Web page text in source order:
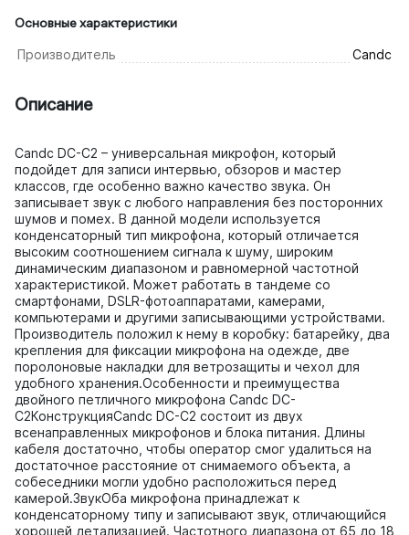
Основные характеристики
Производитель Candc
Описание
Candc DC-C2 – универсальная микрофон, который
подойдет для записи интервью, обзоров и мастер
классов, где особенно важно качество звука. Он
записывает звук с любого направления без посторонних
шумов и помех. В данной модели используется
конденсаторный тип микрофона, который отличается
высоким соотношением сигнала к шуму, широким
динамическим диапазоном и равномерной частотной
характеристикой. Может работать в тандеме со
смартфонами, DSLR-фотоаппаратами, камерами,
компьютерами и другими записывающими устройствами.
Производитель положил к нему в коробку: батарейку, два
крепления для фиксации микрофона на одежде, две
поролоновые накладки для ветрозащиты и чехол для
удобного хранения.Особенности и преимущества
двойного петличного микрофона Candc DC-
C2КонструкцияCandc DC-C2 состоит из двух
всенаправленных микрофонов и блока питания. Длины
кабеля достаточно, чтобы оператор смог удалиться на
достаточное расстояние от снимаемого объекта, а
собеседники могли удобно расположиться перед
камерой.ЗвукОба микрофона принадлежат к
конденсаторному типу и записывают звук, отличающийся
хорошей детализацией. Частотного диапазона от 65 до 18